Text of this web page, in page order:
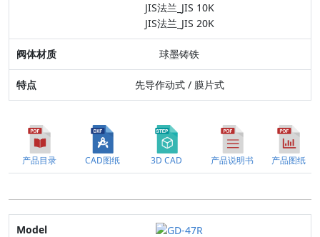
JIS法兰_JIS 10K
JIS法兰_JIS 20K
球墨铸铁
先导作动式 / 膜片式
产品目录 CAD图纸 3D CAD 产品说明书 产品图纸
Model